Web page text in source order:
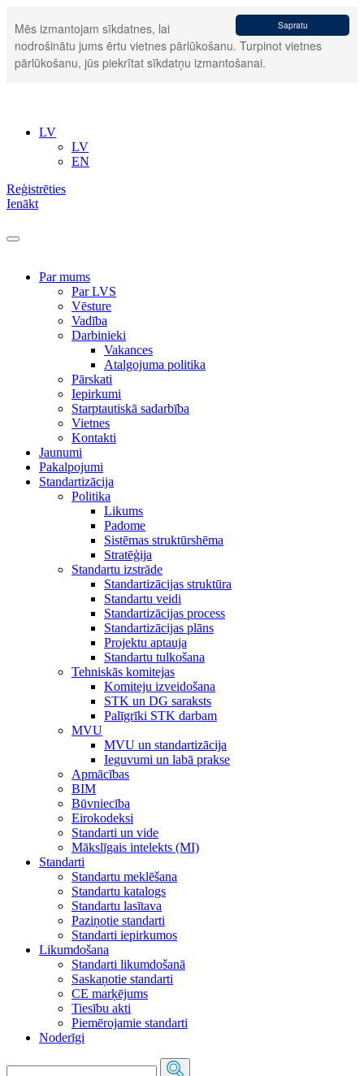
Sapratu
Mēs izmantojam sīkdatnes, lai
nodrošinātu jums ērtu vietnes pārlūkošanu. Turpinot vietnes
pārlūkošanu, jūs piekrītat sīkdatņu izmantošanai.
LV
LV
EN
Reģistrēties
Ienākt
Par mums
Par LVS
Vēsture
Vadība
Darbinieki
Vakances
Atalgojuma politika
Pārskati
Iepirkumi
Starptautiskā sadarbība
Vietnes
Kontakti
Jaunumi
Pakalpojumi
Standartizācija
Politika
Likums
Padome
Sistēmas struktūrshēma
Stratēģija
Standartu izstrāde
Standartizācijas struktūra
Standartu veidi
Standartizācijas process
Standartizācijas plāns
Projektu aptauja
Standartu tulkošana
Tehniskās komitejas
Komiteju izveidošana
STK un DG saraksts
Palīgrīki STK darbam
MVU
MVU un standartizācija
Ieguvumi un labā prakse
Apmācības
BIM
Būvniecība
Eirokodeksi
Standarti un vide
Mākslīgais intelekts (MI)
Standarti
Standartu meklēšana
Standartu katalogs
Standartu lasītava
Paziņotie standarti
Standarti iepirkumos
Likumdošana
Standarti likumdošanā
Saskaņotie standarti
CE marķējums
Tiesību akti
Piemērojamie standarti
Noderīgi